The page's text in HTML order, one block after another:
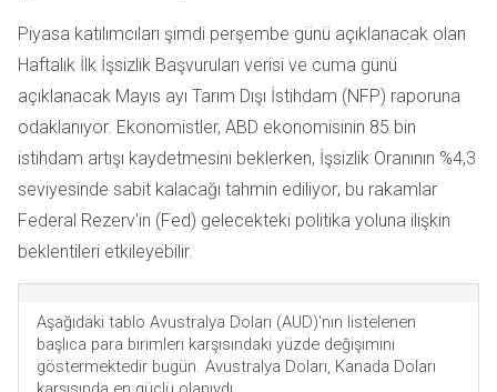
Piyasa katılımcıları şimdi perşembe günü açıklanacak olan
Haftalık İlk İşsizlik Başvuruları verisi ve cuma günü
açıklanacak Mayıs ayı Tarım Dışı İstihdam (NFP) raporuna
odaklanıyor. Ekonomistler, ABD ekonomisinin 85 bin
istihdam artışı kaydetmesini beklerken, İşsizlik Oranının %4,3
seviyesinde sabit kalacağı tahmin ediliyor; bu rakamlar
Federal Rezerv'in (Fed) gelecekteki politika yoluna ilişkin
beklentileri etkileyebilir.
Aşağıdaki tablo Avustralya Doları (AUD)'nın listelenen
başlıca para birimleri karşısındaki yüzde değişimini
göstermektedir bugün. Avustralya Doları, Kanada Doları